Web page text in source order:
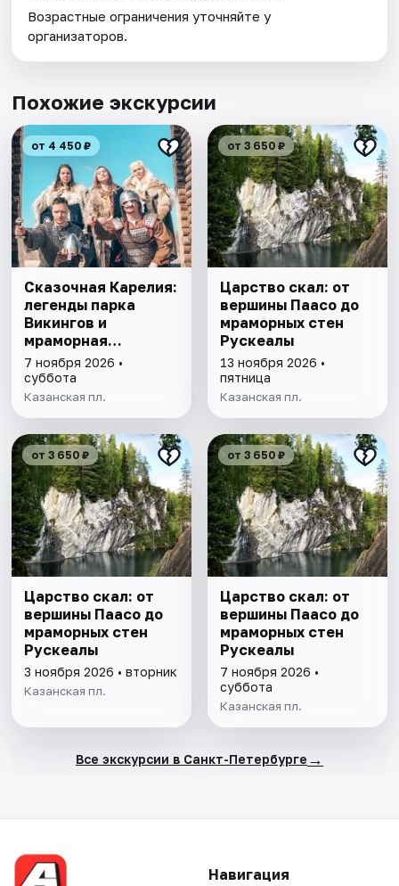
Возрастные ограничения уточняйте у
организаторов.
Похожие экскурсии
от 4 450 ₽
Сказочная Карелия:
легенды парка
Викингов и
мраморная
Рускеала
7 ноября 2026 •
суббота
Казанская пл.
от 3 650 ₽
Царство скал: от
вершины Паасо до
мраморных стен
Рускеалы
13 ноября 2026 •
пятница
Казанская пл.
от 3 650 ₽
Царство скал: от
вершины Паасо до
мраморных стен
Рускеалы
3 ноября 2026 • вторник
Казанская пл.
от 3 650 ₽
Царство скал: от
вершины Паасо до
мраморных стен
Рускеалы
7 ноября 2026 •
суббота
Казанская пл.
Все экскурсии в Санкт-Петербурге →
Навигация